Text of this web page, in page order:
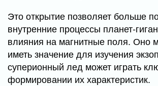
Это открытие позволяет больше
внутренние процессы планет-
влияния на магнитные поля. Оно
иметь значение для изучения
суперионный лед может играть
формировании их характеристик.